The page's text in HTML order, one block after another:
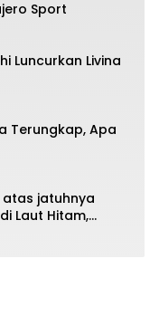
Sport
Luncurkan Livina
Terungkap, Apa
atas jatuhnya
Laut Hitam,